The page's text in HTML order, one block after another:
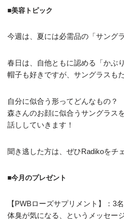
■美容トピック
今週は、夏には必需品の「サング
春日は、自他ともに認める「かぶ
帽子も好きですが、サングラスも
自分に似合う形ってどんなもの？
森さんのお顔に似合うサングラス
話ししていきます！
聞き逃した方は、ぜひRadikoをチ
■今月のプレゼント
【PWBローズサプリメント】：3
体臭が気になる、というメッセー